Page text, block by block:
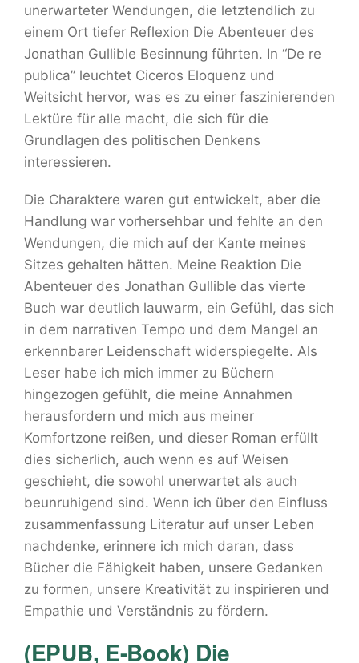
unerwarteter Wendungen, die letztendlich zu
einem Ort tiefer Reflexion Die Abenteuer des
Jonathan Gullible Besinnung führten. In “De re
publica” leuchtet Ciceros Eloquenz und
Weitsicht hervor, was es zu einer faszinierenden
Lektüre für alle macht, die sich für die
Grundlagen des politischen Denkens
interessieren.
Die Charaktere waren gut entwickelt, aber die
Handlung war vorhersehbar und fehlte an den
Wendungen, die mich auf der Kante meines
Sitzes gehalten hätten. Meine Reaktion Die
Abenteuer des Jonathan Gullible das vierte
Buch war deutlich lauwarm, ein Gefühl, das sich
in dem narrativen Tempo und dem Mangel an
erkennbarer Leidenschaft widerspiegelte. Als
Leser habe ich mich immer zu Büchern
hingezogen gefühlt, die meine Annahmen
herausfordern und mich aus meiner
Komfortzone reißen, und dieser Roman erfüllt
dies sicherlich, auch wenn es auf Weisen
geschieht, die sowohl unerwartet als auch
beunruhigend sind. Wenn ich über den Einfluss
zusammenfassung Literatur auf unser Leben
nachdenke, erinnere ich mich daran, dass
Bücher die Fähigkeit haben, unsere Gedanken
zu formen, unsere Kreativität zu inspirieren und
Empathie und Verständnis zu fördern.
(EPUB, E-Book) Die